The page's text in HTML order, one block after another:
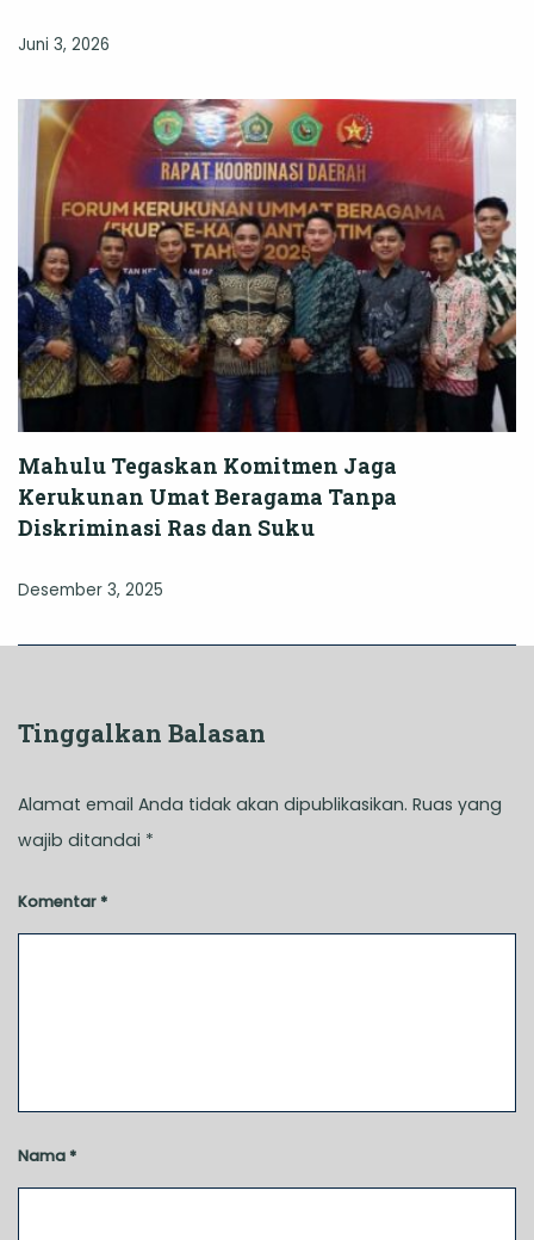
Juni 3, 2026
Mahulu Tegaskan Komitmen Jaga
Kerukunan Umat Beragama Tanpa
Diskriminasi Ras dan Suku
Desember 3, 2025
Tinggalkan Balasan
Alamat email Anda tidak akan dipublikasikan. Ruas yang
wajib ditandai *
Komentar *
Nama *